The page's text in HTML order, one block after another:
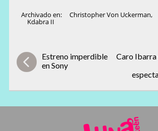
Archivado en: Christopher Von Uckerman,
Kdabra II
Estreno imperdible
en Sony
Caro Ibarra